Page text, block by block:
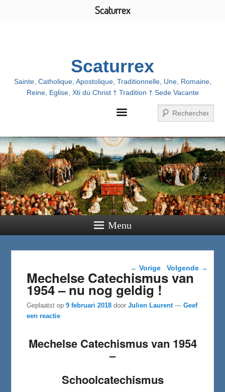
Menu
Scaturrex
Sainte, Catholique, Apostolique, Traditionnelle, Une, Romaine,
Reine, Eglise, Xti du Christ † Tradition † Sede Vacante
Zoeken
Menu
Berichtnavigatie
← Vorige Volgende →
Mechelse Catechismus van
1954 – nu nog geldig !
Geplaatst op9 februari 2018 doorJulien Laurent —Geef
een reactie
Mechelse Catechismus van 1954
–
Schoolcatechismus
Scaturrex